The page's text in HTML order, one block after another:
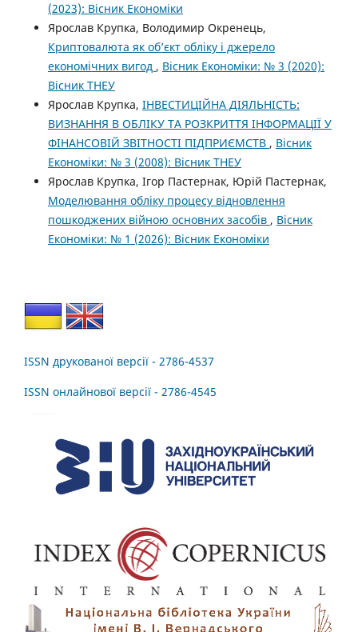
(2023): Вісник Економіки
Ярослав Крупка, Володимир Окренець,
Криптовалюта як об’єкт обліку і джерело
економічних вигод , Вісник Економіки: № 3 (2020):
Вісник ТНЕУ
Ярослав Крупка, ІНВЕСТИЦІЙНА ДІЯЛЬНІСТЬ:
ВИЗНАННЯ В ОБЛІКУ ТА РОЗКРИТТЯ ІНФОРМАЦІЇ У
ФІНАНСОВІЙ ЗВІТНОСТІ ПІДПРИЄМСТВ , Вісник
Економіки: № 3 (2008): Вісник ТНЕУ
Ярослав Крупка, Ігор Пастернак, Юрій Пастернак,
Моделювання обліку процесу відновлення
пошкоджених війною основних засобів , Вісник
Економіки: № 1 (2026): Вісник Економіки
ISSN друкованої версії - 2786-4537
ISSN онлайнової версії - 2786-4545